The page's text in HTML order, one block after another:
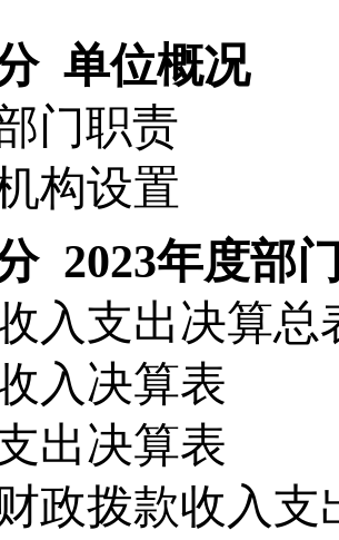
单位概况
门职责
构设置
2023年度部
入支出决算总
入决算表
出决算表
政拨款收入支